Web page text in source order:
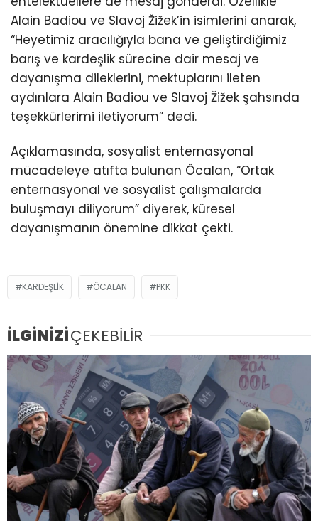
Alain Badiou ve Slavoj Žižek’in isimlerini anarak,
“Heyetimiz aracılığıyla bana ve geliştirdiğimiz
barış ve kardeşlik sürecine dair mesaj ve
dayanışma dileklerini, mektuplarını ileten
aydınlara Alain Badiou ve Slavoj Žižek şahsında
teşekkürlerimi iletiyorum” dedi.
Açıklamasında, sosyalist enternasyonal
mücadeleye atıfta bulunan Öcalan, “Ortak
enternasyonal ve sosyalist çalışmalarda
buluşmayı diliyorum” diyerek, küresel
dayanışmanın önemine dikkat çekti.
KARDEŞLIK ÖCALAN PKK
İLGİNİZİÇEKEBİLİR